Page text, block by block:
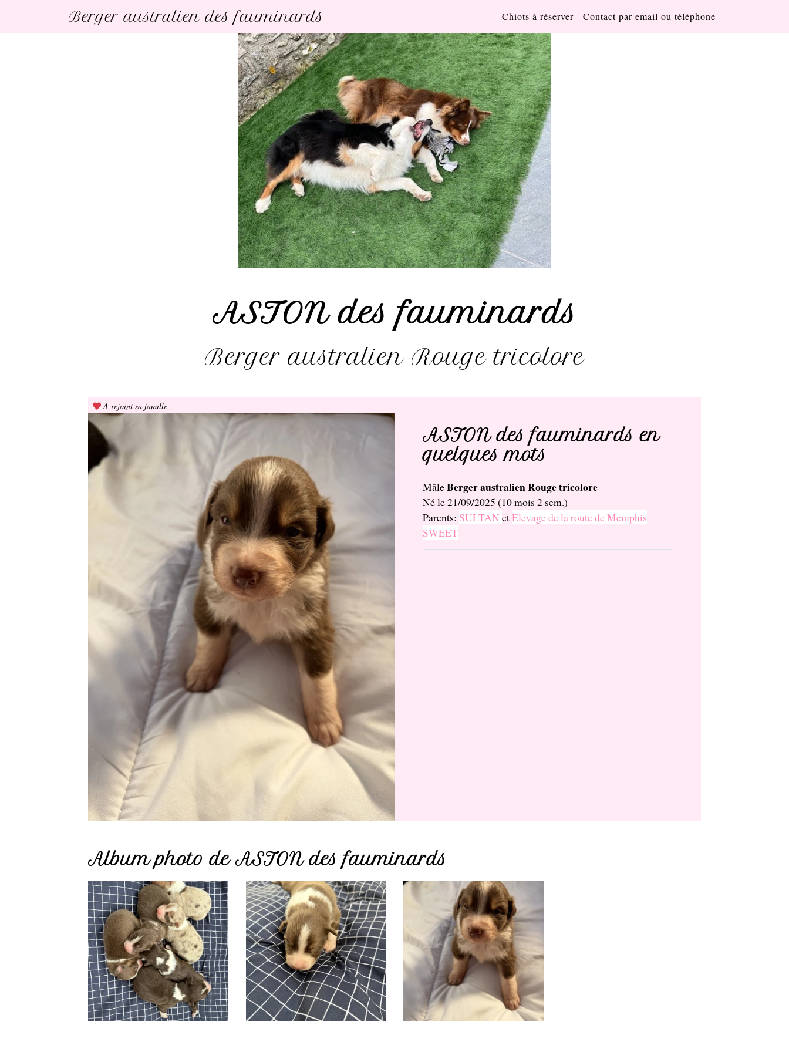
Berger australien des fauminards Chiots à réserver Contact par email ou téléphone
ASTON des fauminards
Berger australien Rouge tricolore
A rejoint sa famille
ASTON des fauminards en
quelques mots
MâleBerger australien Rouge tricolore
Né le 21/09/2025 (10 mois 2 sem.)
Parents: SULTAN etElevage de la route de Memphis
SWEET
Album photo de ASTON des fauminards